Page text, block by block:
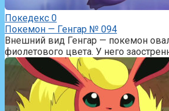
Покедекс 0
Покемон — Генгар № 094
Внешний вид Генгар — покемон
фиолетового цвета. У него